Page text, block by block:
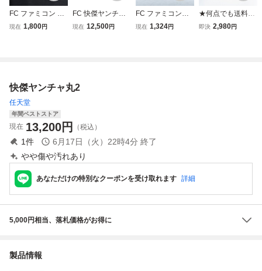
FC ファミコン 快
傑ヤンチャ丸2か
米
現在 1,800円
FC 快傑ヤンチャ
丸3 対決!ゾウリン
現在 12,500円
FC ファミコンソ
フト 快傑ヤンチャ
現在 1,324円
★何点でも送料１
８５円★ 快傑ヤン
即決 2,980円
快傑ヤンチャ丸2
任天堂
年間ベストストア
現在 13,200円 （税込）
1件 6月17日（火）22時4分 終了
やや傷や汚れあり
あなただけの特別なクーポンを受け取れます 詳細
5,000円相当、落札価格がお得に
製品情報